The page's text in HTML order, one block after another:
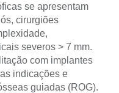
se apresentam
cirurgiões
severos > 7 mm.
com implantes
indicações e
guiadas (ROG).